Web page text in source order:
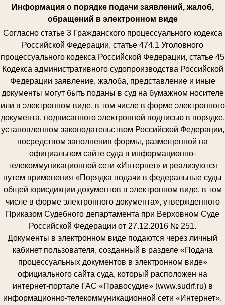
Информация о порядке подачи заявлений, жалоб,
обращений в электронном виде
Согласно статье 3 Гражданского процессуального кодекса
Российской Федерации, статье 474.1 Уголовного
процессуального кодекса Российской Федерации, статье 45
Кодекса административного судопроизводства Российской
Федерации заявление, жалоба, представление и иные
документы могут быть поданы в суд на бумажном носителе
или в электронном виде, в том числе в форме электронного
документа, подписанного электронной подписью в порядке,
установленном законодательством Российской Федерации,
посредством заполнения формы, размещенной на
официальном сайте суда в информационно-
телекоммуникационной сети «Интернет» и реализуются
путем применения «Порядка подачи в федеральные суды
общей юрисдикции документов в электронном виде, в том
числе в форме электронного документа», утвержденного
Приказом Судебного департамента при Верховном Суде
Российской Федерации от 27.12.2016 № 251.
Документы в электронном виде подаются через личный
кабинет пользователя, созданный в разделе «Подача
процессуальных документов в электронном виде»
официального сайта суда, который расположен на
интернет-портале ГАС «Правосудие» (www.sudrf.ru) в
информационно-телекоммуникационной сети «Интернет».